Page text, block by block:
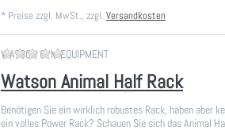
* Preise zzgl. MwSt., zzgl. Versandkosten
WATSON GYM EQUIPMENTZu diesem Produkt liegen noch
Watson Animal Half Rack
Benötigen Sie ein wirklich robustes Rack, haben aber
ein volles Power Rack? Schauen Sie sich das Animal